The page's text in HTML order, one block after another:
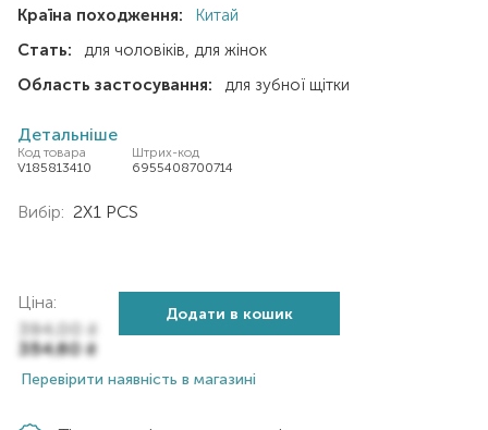
Країна походження:
Китай
Стать:
для чоловіків для жінок
Область застосування:
для зубної щітки
Детальніше
Код товара
V185813410
Штрих-код
6955408700714
Вибір: 2X1 PCS
Ціна:
394,00
354,60₴
Додати в кошик
Перевірити наявність в магазині